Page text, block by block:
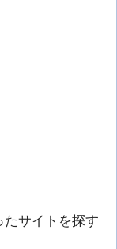
サイトを探す